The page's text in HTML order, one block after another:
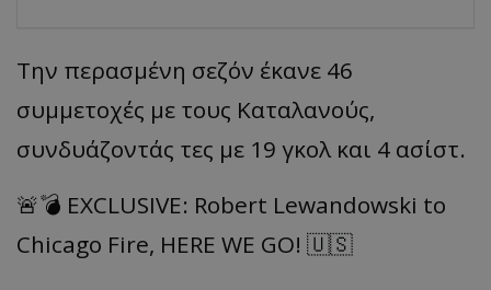
Την περασμένη σεζόν έκανε 46
συμμετοχές με τους Καταλανούς,
συνδυάζοντάς τες με 19 γκολ και 4 ασίστ.
🚨💣 EXCLUSIVE: Robert Lewandowski to
Chicago Fire, HERE WE GO! 🇺🇸